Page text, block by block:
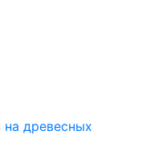
древесных